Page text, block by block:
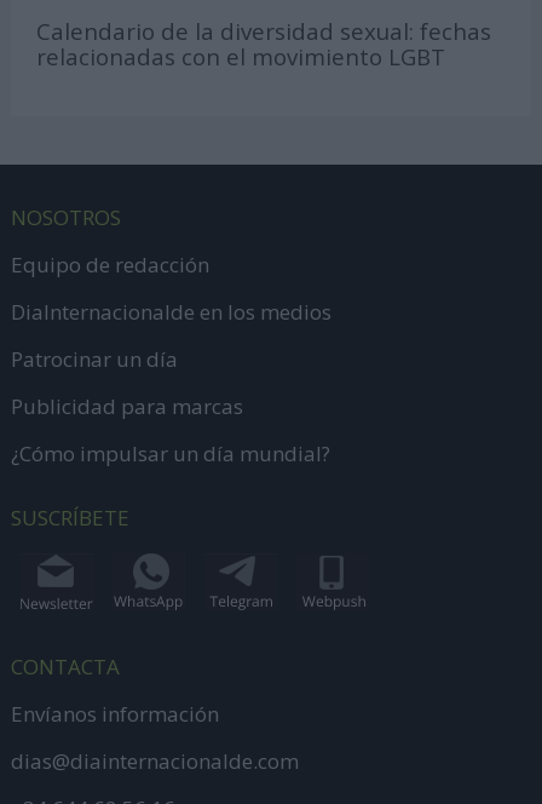
Calendario de la diversidad sexual: fechas
relacionadas con el movimiento LGBT
NOSOTROS
Equipo de redacción
DiaInternacionalde en los medios
Patrocinar un día
Publicidad para marcas
¿Cómo impulsar un día mundial?
SUSCRÍBETE
CONTACTA
Envíanos información
dias@diainternacionalde.com